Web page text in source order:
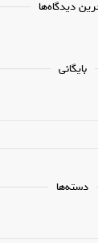
دیدگاه‌ها
بایگانی
دسته‌ها